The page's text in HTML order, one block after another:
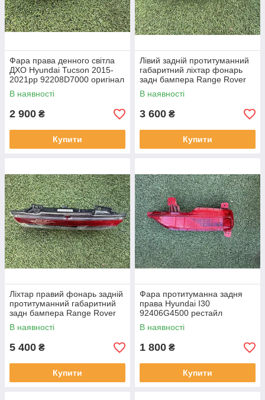
Фара права денного світла
ДХО Hyundai Tucson 2015-
2021рр 92208D7000 оригінал
бв відсутнє одне кріплення,
повністю робоча
В наявності
2 900 ₴
Купити
Лівий задній протитуманний
габаритний ліхтар фонарь
задн бампера Range Rover
L460 від 2021-рр LR152299
оригінал бв повністю р
В наявності
3 600 ₴
Купити
Ліхтар правий фонарь задній
протитуманний габаритний
задн бампера Range Rover
L460 від2021-рр, LR152295
оригінал повністю робо
В наявності
5 400 ₴
Купити
Фара протитуманна задня
права Hyundai I30
92406G4500 рестайл
від2020-рр оригінал бв
відсутнє одне кріплення
В наявності
1 800 ₴
Купити